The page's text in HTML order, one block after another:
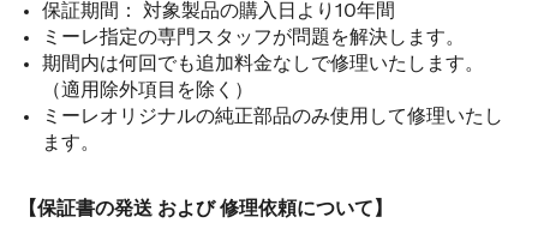
保証期間： 対象製品の購入日より10年間
ミーレ指定の専門スタッフが問題を解決します。
期間内は何回でも追加料金なしで修理いたします。
（適用除外項目を除く）
ミーレオリジナルの純正部品のみ使用して修理いたし
ます。
【保証書の発送 および 修理依頼について】